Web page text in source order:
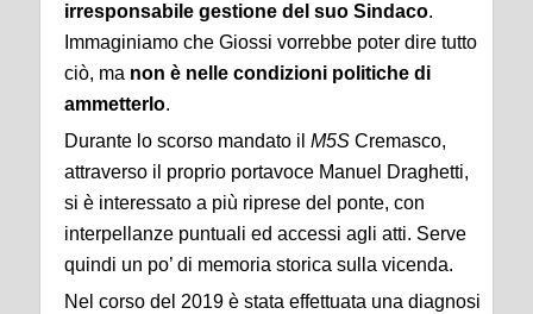
irresponsabile gestione del suo Sindaco.
Immaginiamo che Giossi vorrebbe poter dire tutto
ciò, ma non è nelle condizioni politiche di
ammetterlo.
Durante lo scorso mandato il M5S Cremasco,
attraverso il proprio portavoce Manuel Draghetti,
si è interessato a più riprese del ponte, con
interpellanze puntuali ed accessi agli atti. Serve
quindi un po’ di memoria storica sulla vicenda.
Nel corso del 2019 è stata effettuata una diagnosi